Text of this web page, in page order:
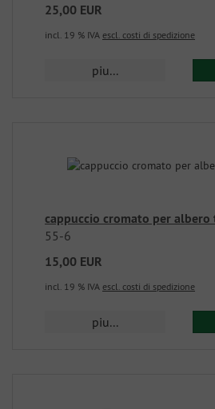
25,00 EUR
incl. 19 % IVA escl. costi di spedizione
piu...
cappuccio cromato per
55-6
15,00 EUR
incl. 19 % IVA escl. costi di spedizione
piu...